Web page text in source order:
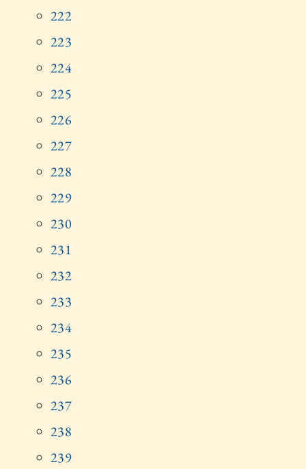
222
223
224
225
226
227
228
229
230
231
232
233
234
235
236
237
238
239